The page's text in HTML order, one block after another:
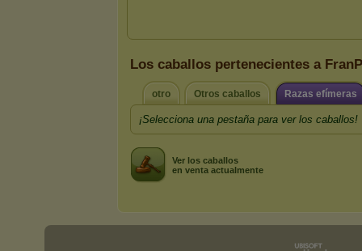
Los caballos pertenecientes a
otro Otros caballos Razas efímeras
¡Selecciona una pestaña para ver los caballos!
Ver los caballos
en venta actualmente